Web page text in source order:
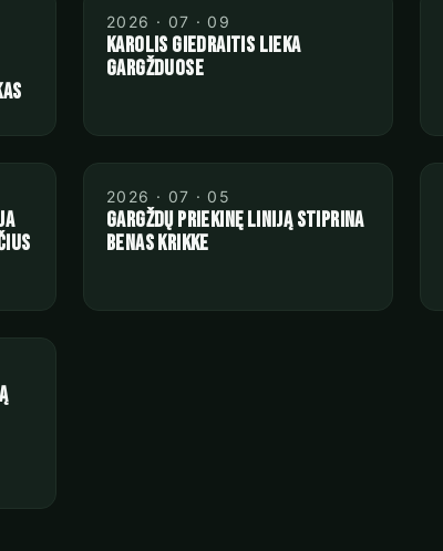
2026 · 07 · 09
Karolis Giedraitis lieka
Gargžduose
2026 · 07 · 05
Gargždų priekinę liniją stiprina
Benas Krikke